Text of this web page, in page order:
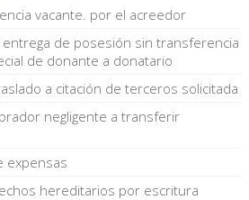
vacante. por el acreedor
de posesión sin transferencia
de donante a donatario
a citación de terceros solicitada
negligente a transferir
expensas
hereditarios por escritura